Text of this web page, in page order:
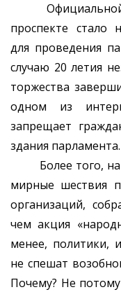
Официальной
проспекте стало
для проведения
случаю 20 летия
торжества
одном из
запрещает
здания парламента.
Более того, на
мирные шествия
организаций,
чем акция
менее, политики,
не спешат
Почему? Не